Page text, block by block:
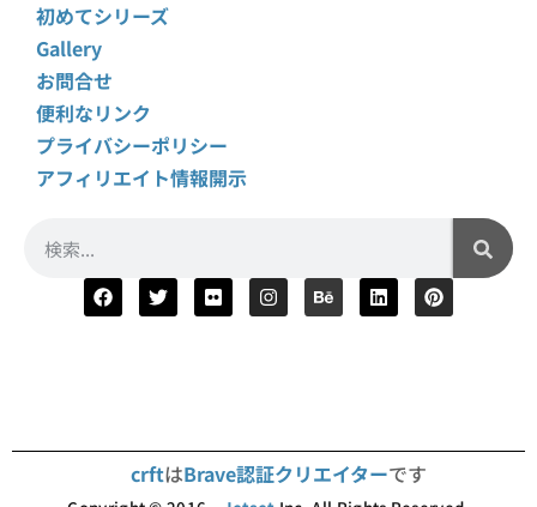
初めてシリーズ
Gallery
お問合せ
便利なリンク
プライバシーポリシー
アフィリエイト情報開示
crftはBrave認証クリエイターです